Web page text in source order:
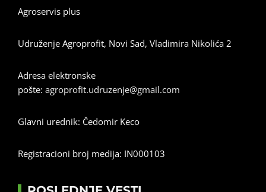
Agroservis plus
Udruženje Agroprofit, Novi Sad, Vladimira Nikolića 2
Adresa elektronske
pošte: agroprofit.udruzenje@gmail.com
Glavni urednik: Čedomir Keco
Registracioni broj medija: IN000103